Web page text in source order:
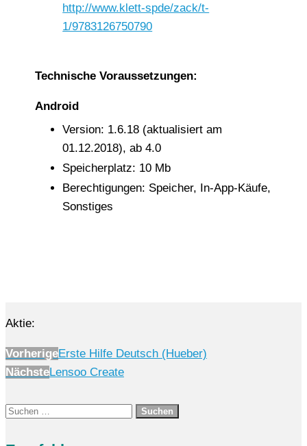
http://www.klett-spde/zack/t-
1/9783126750790
Technische Voraussetzungen:
Android
Version: 1.6.18 (aktualisiert am
01.12.2018), ab 4.0
Speicherplatz: 10 Mb
Berechtigungen: Speicher, In-App-Käufe,
Sonstiges
Aktie:
VorherigeErste Hilfe Deutsch (Hueber)
NächsteLensoo Create
Suchen